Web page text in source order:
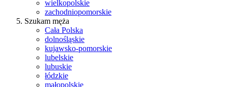
wielkopolskie
zachodniopomorskie
Szukam męża
Cała Polska
dolnośląskie
kujawsko-pomorskie
lubelskie
lubuskie
łódzkie
małopolskie